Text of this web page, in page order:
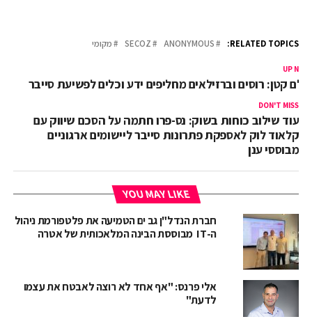
RELATED TOPICS:
ANONYMOUS
SECOZ מקומי
UP
קטן: רוסים וברזילאים מחליפים ידע וכלים לפשיעת סייבר
DON'T MISS
עוד שילוב כוחות בשוק: נס-פרו חתמה על הסכם שיווק עם
קלאוד לוק לאספקת פתרונות סייבר ליישומים ארגוניים
מבוססי ענן
YOU MAY LIKE
חברת הנדל"ן גב ים הטמיעה את פלטפורמת ניהול
ה-IT מבוססת הבינה המלאכותית של אטרה
אלי פרנס: "אף אחד לא רוצה לאבטח את עצמו
לדעת"